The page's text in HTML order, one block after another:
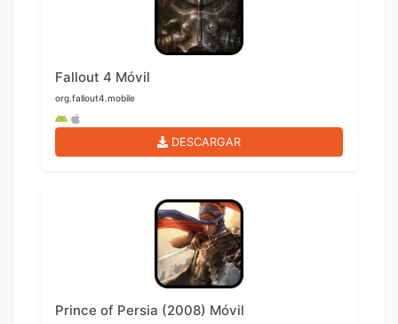
Fallout 4 Móvil
org.fallout4.mobile
DESCARGAR
Prince of Persia (2008) Móvil